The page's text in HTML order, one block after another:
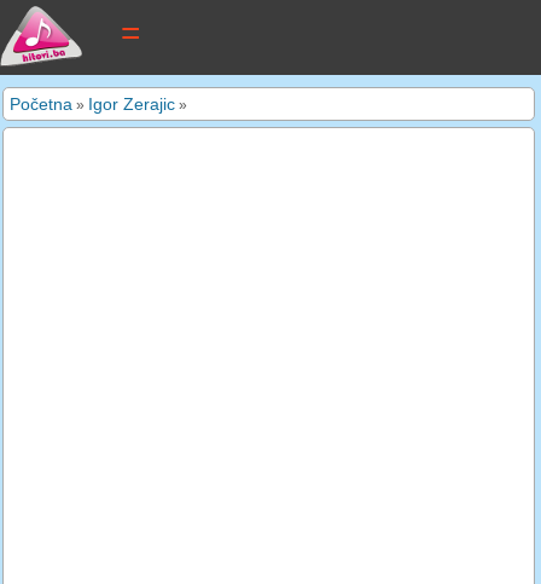
tekstovi pjesama
Početna » Igor Zerajic »